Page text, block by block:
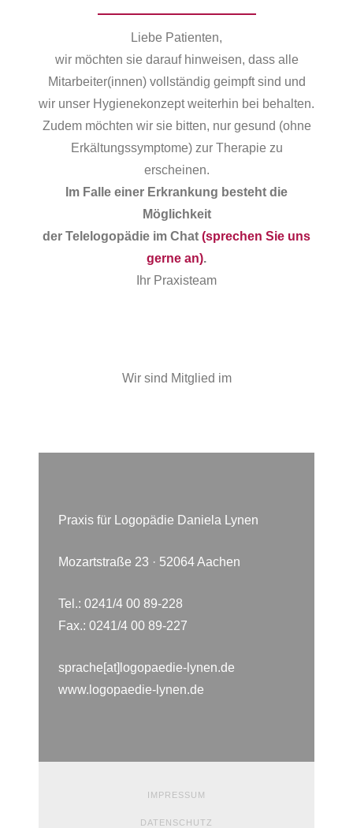
Liebe Patienten,
wir möchten sie darauf hinweisen, dass alle
Mitarbeiter(innen) vollständig geimpft sind und
wir unser Hygienekonzept weiterhin bei behalten.
Zudem möchten wir sie bitten, nur gesund (ohne
Erkältungssymptome) zur Therapie zu
erscheinen.
Im Falle einer Erkrankung besteht die
Möglichkeit
der Telelogopädie im Chat (sprechen Sie uns
gerne an).
Ihr Praxisteam
Wir sind Mitglied im
Praxis für Logopädie Daniela Lynen
Mozartstraße 23 · 52064 Aachen
Tel.: 0241/4 00 89-228
Fax.: 0241/4 00 89-227
sprache[at]logopaedie-lynen.de
www.logopaedie-lynen.de
IMPRESSUM
DATENSCHUTZ